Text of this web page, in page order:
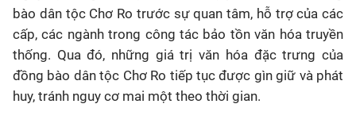
bào dân tộc Chơ Ro trước sự quan tâm, hỗ trợ của các
cấp, các ngành trong công tác bảo tồn văn hóa truyền
thống. Qua đó, những giá trị văn hóa đặc trưng của
đồng bào dân tộc Chơ Ro tiếp tục được gìn giữ và phát
huy, tránh nguy cơ mai một theo thời gian.